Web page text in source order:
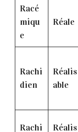
Racé
miqu
e
Réale
Rachi
dien
Réalis
able
Rachi
Réalis